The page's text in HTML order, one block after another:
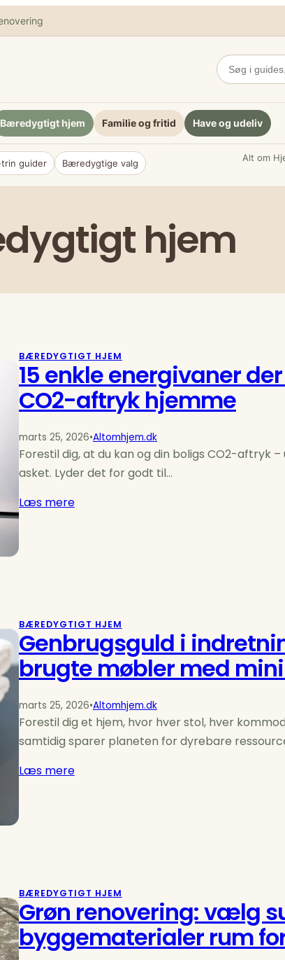
Bæredygtigt hjem Familie og fritid Have og udeliv
guider Bæredygtige valg
Alt om
hjem
BÆREDYGTIGT HJEM
15 enkle energivaner
CO2-aftryk hjemme
marts 25, 2026•Altomhjem.dk
Forestil dig, at du kan og din boligs CO2-aftryk
asket. Lyder det for godt til…
Læs mere
BÆREDYGTIGT HJEM
Genbrugsguld i
brugte møbler med
marts 25, 2026•Altomhjem.dk
Forestil dig et hjem, hvor hver stol, hver
samtidig sparer planeten for dyrebare
Læs mere
BÆREDYGTIGT HJEM
Grøn renovering: vælg
byggematerialer rum